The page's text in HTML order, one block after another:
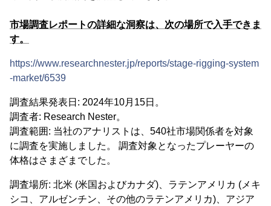
市場調査レポートの詳細な洞察は、次の場所で入手できま
す。
https://www.researchnester.jp/reports/stage-rigging-system
-market/6539
調査結果発表日: 2024年10月15日。
調査者: Research Nester。
調査範囲: 当社のアナリストは、540社市場関係者を対象
に調査を実施しました。 調査対象となったプレーヤーの
体格はさまざまでした。
調査場所: 北米 (米国およびカナダ)、ラテンアメリカ (メキ
シコ、アルゼンチン、その他のラテンアメリカ)、アジア